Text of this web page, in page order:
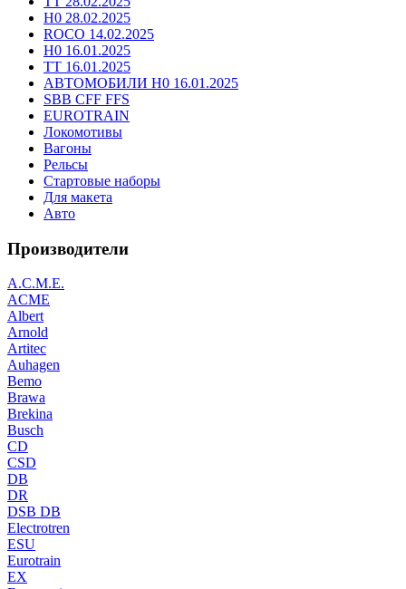
H0 28.02.2025
ROCO 14.02.2025
H0 16.01.2025
TT 16.01.2025
АВТОМОБИЛИ H0 16.01.2025
SBB CFF FFS
EUROTRAIN
Локомотивы
Вагоны
Рельсы
Стартовые наборы
Для макета
Авто
Производители
A.C.M.E.
ACME
Albert
Arnold
Artitec
Auhagen
Bemo
Brawa
Brekina
Busch
CD
CSD
DB
DR
DSB DB
Electrotren
ESU
Eurotrain
EX